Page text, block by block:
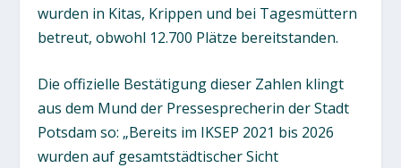
wurden in Kitas, Krippen und bei Tagesmüttern
betreut, obwohl 12.700 Plätze bereitstanden.
Die offizielle Bestätigung dieser Zahlen klingt
aus dem Mund der Pressesprecherin der Stadt
Potsdam so: „Bereits im IKSEP 2021 bis 2026
wurden auf gesamtstädtischer Sicht